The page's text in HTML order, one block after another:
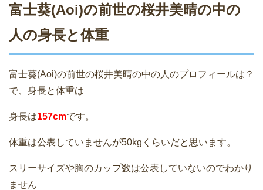
富士葵(Aoi)の前世の桜井美晴の中の
人の身長と体重
富士葵(Aoi)の前世の桜井美晴の中の人のプロフィールは？
で、身長と体重は
身長は157cmです。
体重は公表していませんが50kgくらいだと思います。
スリーサイズや胸のカップ数は公表していないのでわかり
ません